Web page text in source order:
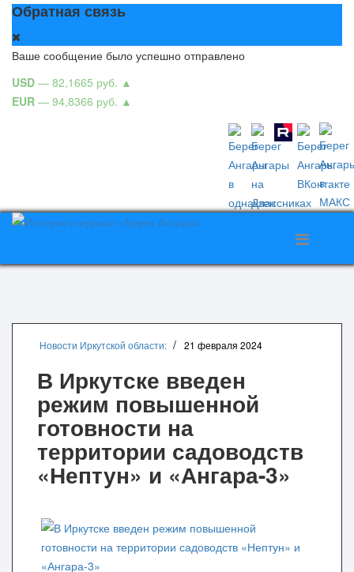
Обратная связь
Ваше сообщение было успешно отправлено
USD — 82,1665 руб. ▲
EUR — 94,8366 руб. ▲
Новости Иркутской области: 21 февраля 2024
В Иркутске введен
режим повышенной
готовности на
территории садоводств
«Нептун» и «Ангара-3»